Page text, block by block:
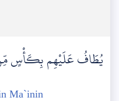
يُطَافُ عَلَيْهِم بِكَأْسٍ مِّن
Ma`inin